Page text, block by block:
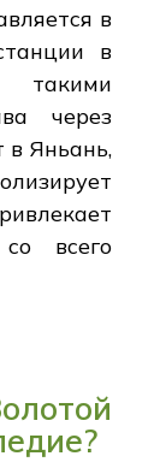
в
в
такими
через
Яньань,
всего